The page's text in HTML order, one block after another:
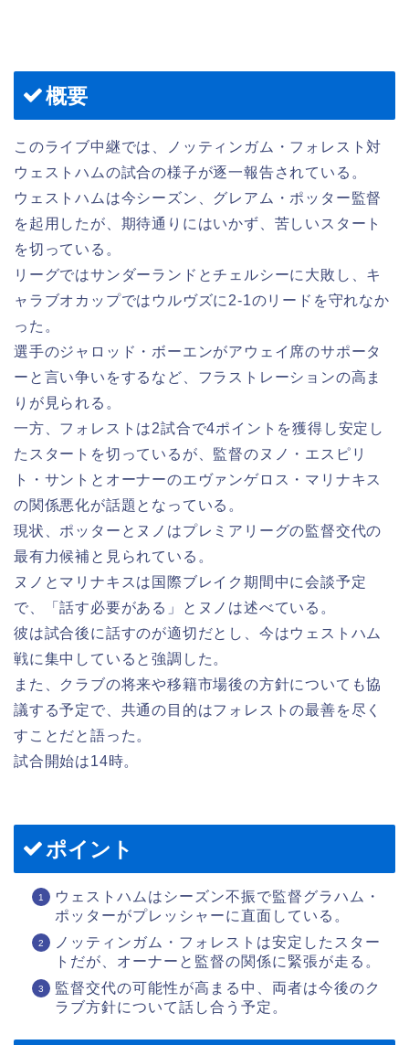
概要
このライブ中継では、ノッティンガム・フォレスト対
ウェストハムの試合の様子が逐一報告されている。
ウェストハムは今シーズン、グレアム・ポッター監督
を起用したが、期待通りにはいかず、苦しいスタート
を切っている。
リーグではサンダーランドとチェルシーに大敗し、キ
ャラブオカップではウルヴズに2-1のリードを守れなか
った。
選手のジャロッド・ボーエンがアウェイ席のサポータ
ーと言い争いをするなど、フラストレーションの高ま
りが見られる。
一方、フォレストは2試合で4ポイントを獲得し安定し
たスタートを切っているが、監督のヌノ・エスピリ
ト・サントとオーナーのエヴァンゲロス・マリナキス
の関係悪化が話題となっている。
現状、ポッターとヌノはプレミアリーグの監督交代の
最有力候補と見られている。
ヌノとマリナキスは国際ブレイク期間中に会談予定
で、「話す必要がある」とヌノは述べている。
彼は試合後に話すのが適切だとし、今はウェストハム
戦に集中していると強調した。
また、クラブの将来や移籍市場後の方針についても協
議する予定で、共通の目的はフォレストの最善を尽く
すことだと語った。
試合開始は14時。
ポイント
ウェストハムはシーズン不振で監督グラハム・
ポッターがプレッシャーに直面している。
ノッティンガム・フォレストは安定したスター
トだが、オーナーと監督の関係に緊張が走る。
監督交代の可能性が高まる中、両者は今後のク
ラブ方針について話し合う予定。